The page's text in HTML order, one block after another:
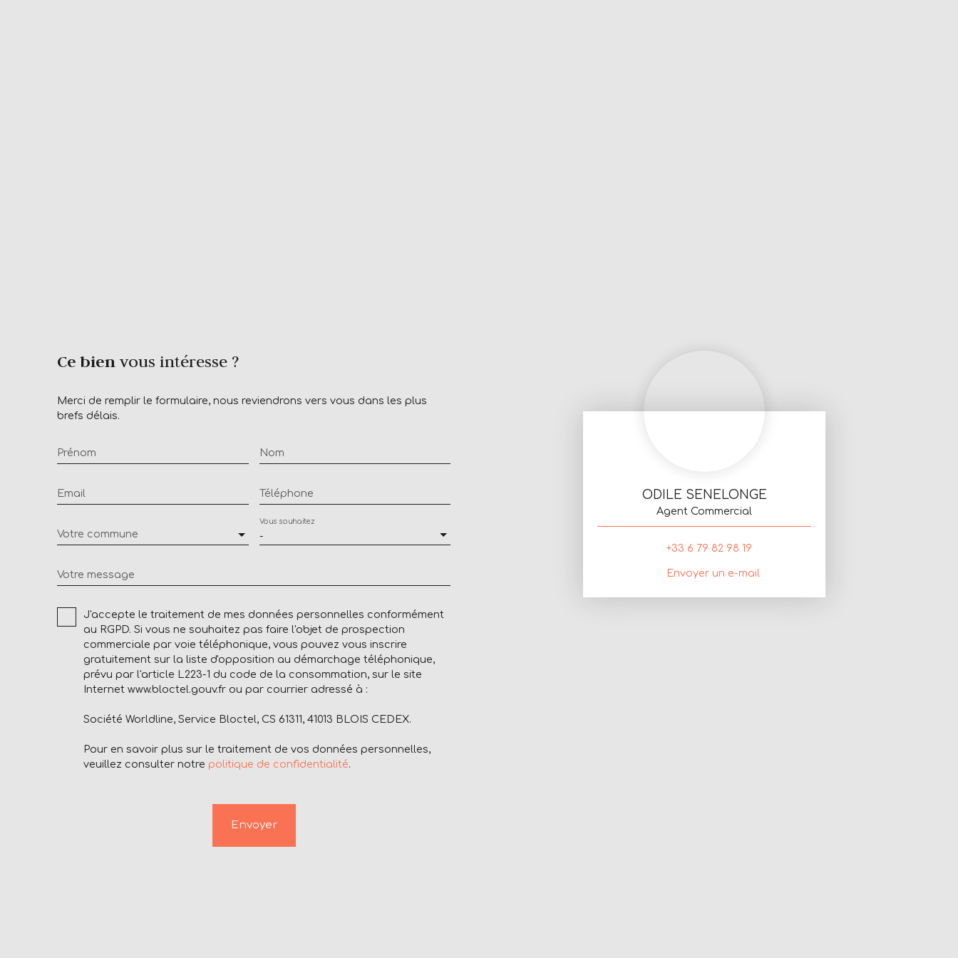
Ce bien vous intéresse ?
Merci de remplir le formulaire, nous reviendrons vers vous dans les plus
brefs délais.
Prénom Nom
Email Téléphone
Votre commune -
Vous souhaitez
Votre message
J'accepte le traitement de mes données personnelles conformément
au RGPD. Si vous ne souhaitez pas faire l'objet de prospection
commerciale par voie téléphonique, vous pouvez vous inscrire
gratuitement sur la liste d'opposition au démarchage téléphonique,
prévu par l'article L223-1 du code de la consommation, sur le site
Internet www.bloctel.gouv.fr ou par courrier adressé à :
Société Worldline, Service Bloctel, CS 61311, 41013 BLOIS CEDEX.
Pour en savoir plus sur le traitement de vos données personnelles,
veuillez consulter notre politique de confidentialité.
Envoyer
ODILE SENELONGE
Agent Commercial
+33 6 79 82 98 19
Envoyer un e-mail